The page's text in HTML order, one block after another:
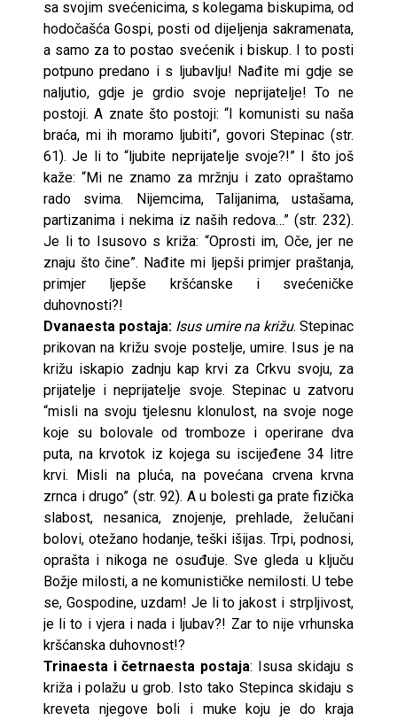
sa svojim svećenicima, s kolegama biskupima, od
hodočašća Gospi, posti od dijeljenja sakramenata,
a samo za to postao svećenik i biskup. I to posti
potpuno predano i s ljubavlju! Nađite mi gdje se
naljutio, gdje je grdio svoje neprijatelje! To ne
postoji. A znate što postoji: “I komunisti su naša
braća, mi ih moramo ljubiti”, govori Stepinac (str.
61). Je li to “ljubite neprijatelje svoje?!” I što još
kaže: “Mi ne znamo za mržnju i zato opraštamo
rado svima. Nijemcima, Talijanima, ustašama,
partizanima i nekima iz naših redova…” (str. 232).
Je li to Isusovo s križa: “Oprosti im, Oče, jer ne
znaju što čine”. Nađite mi ljepši primjer praštanja,
primjer ljepše kršćanske i svećeničke
duhovnosti?!
Dvanaesta postaja: Isus umire na križu. Stepinac
prikovan na križu svoje postelje, umire. Isus je na
križu iskapio zadnju kap krvi za Crkvu svoju, za
prijatelje i neprijatelje svoje. Stepinac u zatvoru
“misli na svoju tjelesnu klonulost, na svoje noge
koje su bolovale od tromboze i operirane dva
puta, na krvotok iz kojega su iscijeđene 34 litre
krvi. Misli na pluća, na povećana crvena krvna
zrnca i drugo” (str. 92). A u bolesti ga prate fizička
slabost, nesanica, znojenje, prehlade, želučani
bolovi, otežano hodanje, teški išijas. Trpi, podnosi,
oprašta i nikoga ne osuđuje. Sve gleda u ključu
Božje milosti, a ne komunističke nemilosti. U tebe
se, Gospodine, uzdam! Je li to jakost i strpljivost,
je li to i vjera i nada i ljubav?! Zar to nije vrhunska
kršćanska duhovnost!?
Trinaesta i četrnaesta postaja: Isusa skidaju s
križa i polažu u grob. Isto tako Stepinca skidaju s
kreveta njegove boli i muke koju je do kraja